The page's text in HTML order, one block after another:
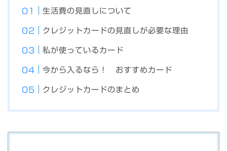
生活費の見直しについて
クレジットカードの見直しが必要な理由
私が使っているカード
今から入るなら！ おすすめカード
クレジットカードのまとめ